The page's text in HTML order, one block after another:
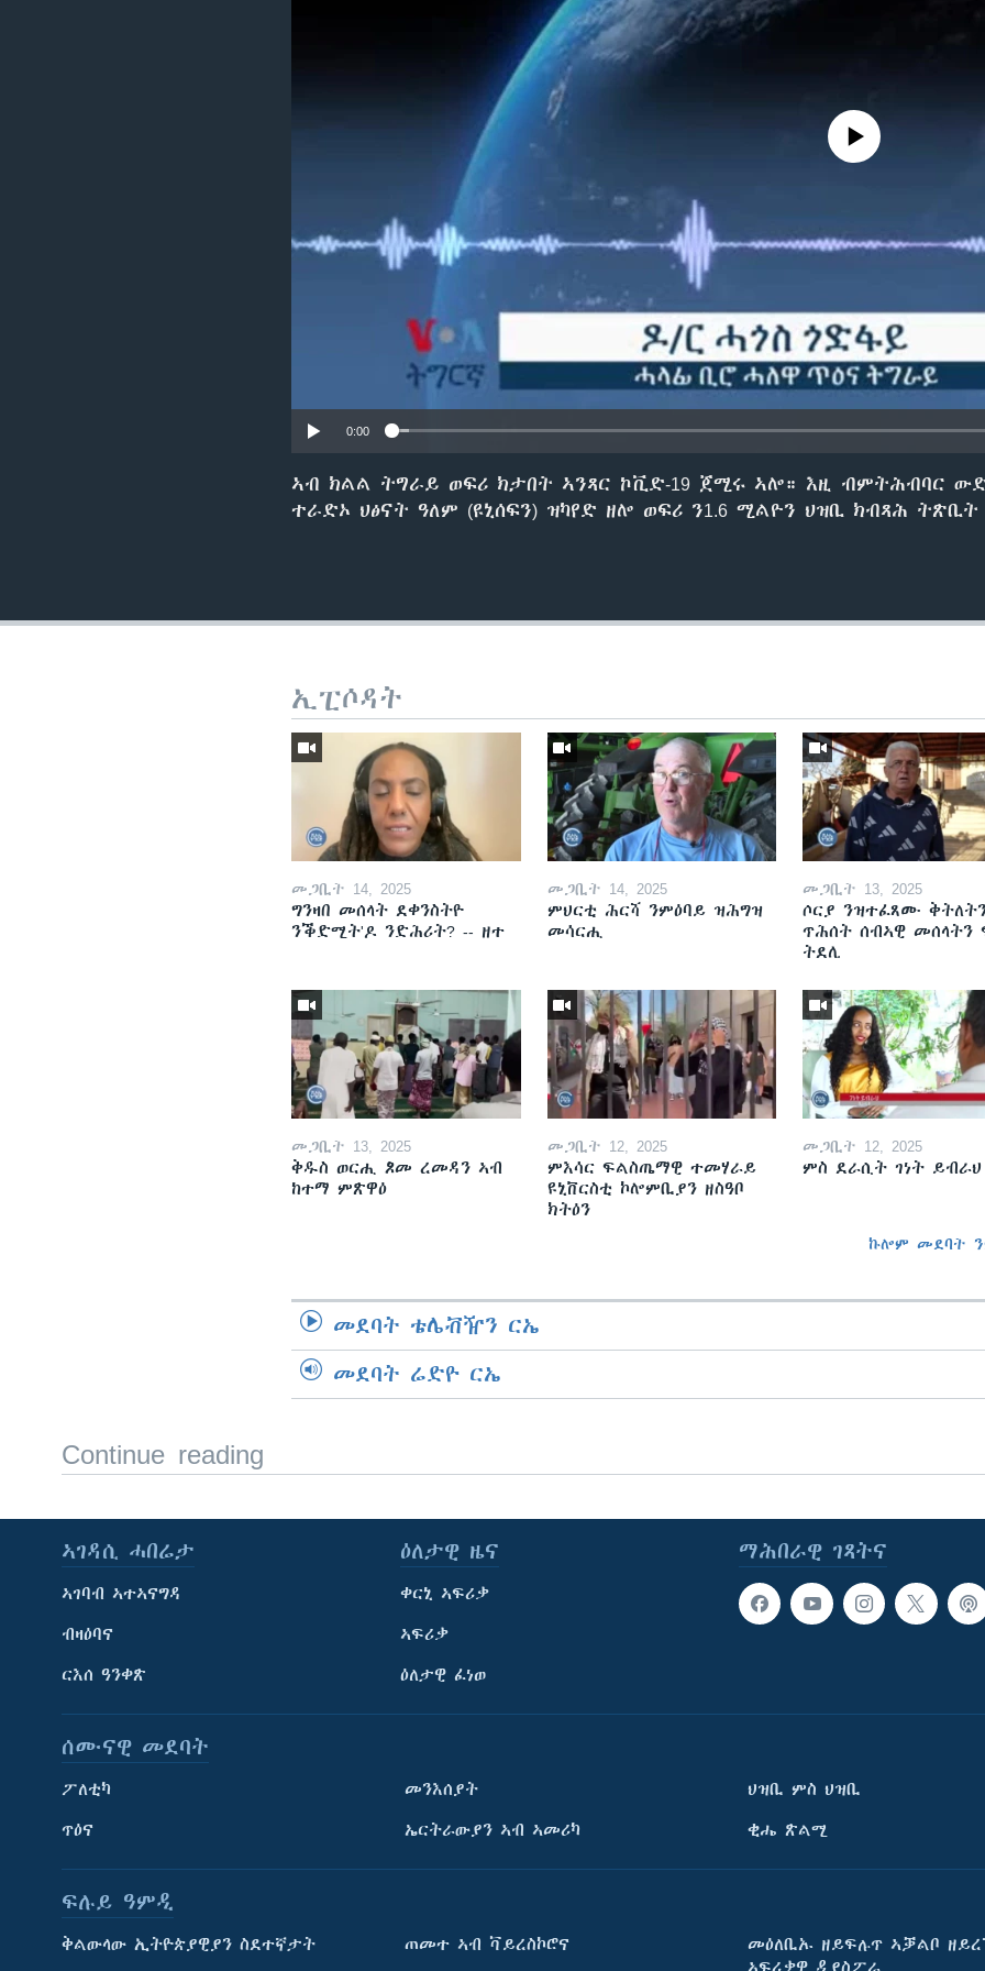
ትምህርቲ እንግሊዝኛ
ማሕበራዊ ገጻትና
No media source currently
0:00
ኣብ ክልል ትግራይ ወፍሪ ክታበት ኣንጻር ኮቪድ-19 ጀሚሩ ኣሎ። እዚ ብምትሕብባር
ተራድኦ ህፅናት ዓለም (ዩኒሰፍን) ዝካየድ ዘሎ ወፍሪ ን1.6 ሚልዮን ህዝቢ ክብጻሕ
ኢፒሶዳት
መጋቢት 14, 2025
ግንዛበ መሰላት ደቀንስትዮ
ንቕድሚት'ዶ ንድሕሪት? -- ዘተ
መጋቢት 14, 2025
ምህርቲ ሕርሻ ንምዕባይ ዝሕግዝ
መሳርሒ
መጋቢት 13, 2025
ሶርያ ንዝተፈጸሙ
ጥሕሰት ሰብኣዊ መሰላትን
ትደሊ
መጋቢት 13, 2025
ቅዱስ ወርሒ ጾመ ረመዳን ኣብ
ከተማ ምጽዋዕ
መጋቢት 12, 2025
ምእሳር ፍልስጤማዊ ተመሃራይ
ዩኒቨርስቲ ኮሎምቢያን ዘስዓቦ
ክትዕን
መጋቢት 12, 2025
ምስ ደራሲት ገነት ይብራህ
ኩሎም መደባት
መደባት ቴሌቭዥን ርኤ
መደባት ሬድዮ ርኤ
Continue reading
ማሕበራዊ ገጻትና
ኣገዳሲ ሓበሬታ
ኣገባብ ኣተኣናግዳ
ብዛዕባና
ርእሰ ዓንቀጽ
ዕለታዊ ዜና
ቀርኒ ኣፍሪቃ
ኣፍሪቃ
ዕለታዊ ፈነወ
ሰሙናዊ መደባት
ፖለቲካ
ጥዕና
መንእሰያት
ኤርትራውያን ኣብ ኣመሪካ
ህዝቢ ምስ ህዝቢ
ቂሔ ጽልሚ
ፍሉይ ዓምዲ
ቅልውላው ኢትዮጵያዊያን ስደተኛታት ጠመተ ኣብ ቫይረስኮሮና
መዕለቢኡ ዘይፍሉጥ ኣቓልቦ